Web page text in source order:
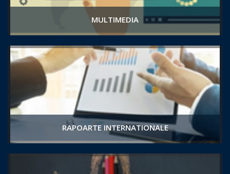
MULTIMEDIA
RAPOARTE INTERNATIONALE